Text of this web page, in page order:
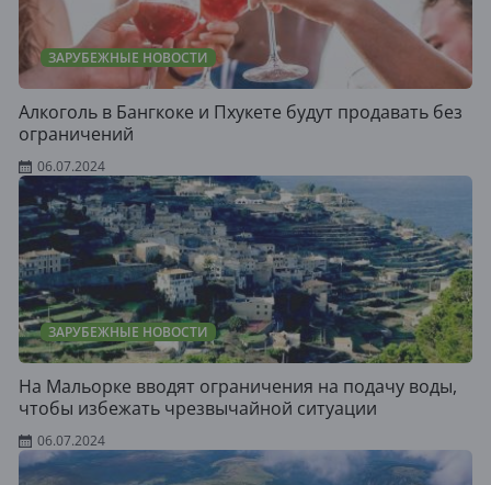
ЗАРУБЕЖНЫЕ НОВОСТИ
Алкоголь в Бангкоке и Пхукете будут продавать без
ограничений
06.07.2024
ЗАРУБЕЖНЫЕ НОВОСТИ
На Мальорке вводят ограничения на подачу воды,
чтобы избежать чрезвычайной ситуации
06.07.2024